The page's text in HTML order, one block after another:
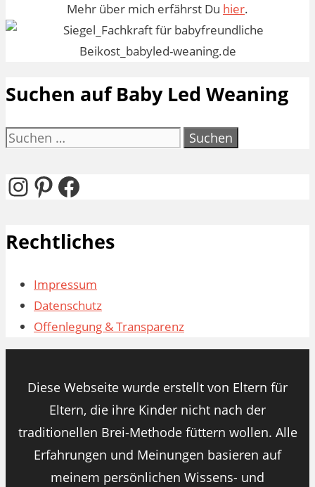
Mehr über mich erfährst Du hier.
Suchen auf Baby Led Weaning
Suchen
Instagram
Pinterest
Facebook
Rechtliches
Impressum
Datenschutz
Offenlegung & Transparenz
Diese Webseite wurde erstellt von Eltern für
Eltern, die ihre Kinder nicht nach der
traditionellen Brei-Methode füttern wollen. Alle
Erfahrungen und Meinungen basieren auf
meinem persönlichen Wissens- und